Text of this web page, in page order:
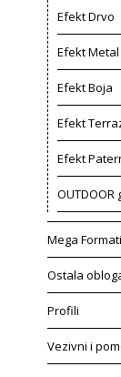
Efekt Drvo
Efekt Metal
Efekt Boja
Efekt
Efekt
OUTDOOR
Mega Formati
Ostala
Profili
Vezivni i